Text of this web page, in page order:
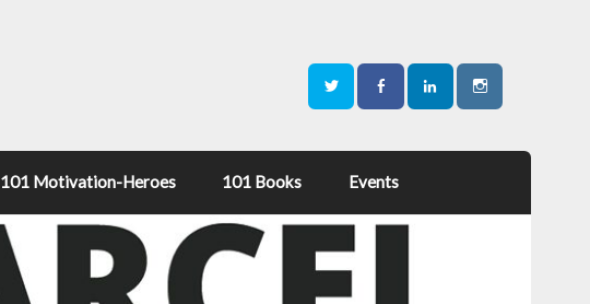
101 Motivation-Heroes 101 Books Events